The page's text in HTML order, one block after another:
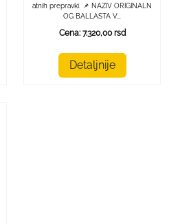
atnih prepravki. 📌 NAZIV ORIGINALN
OG BALLASTA V...
Cena: 7.320,00 rsd
Detaljnije